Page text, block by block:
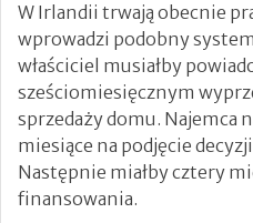
W Irlandii trwają obecnie
wprowadzi podobny
właściciel musiałby
sześciomiesięcznym
sprzedaży domu. Najemca
miesiące na podjęcie
Następnie miałby cztery
finansowania.